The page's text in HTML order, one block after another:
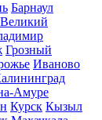
Барнаул
Великий
Грозный
Иваново
Амуре
Курск Кызыл